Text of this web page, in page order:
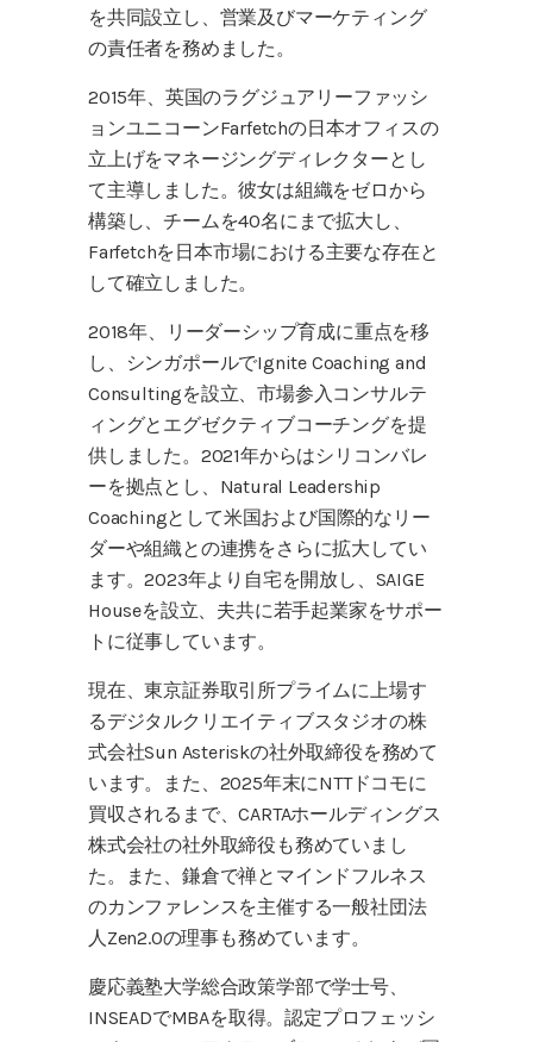
を共同設立し、営業及びマーケティング
の責任者を務めました。
2015年、英国のラグジュアリーファッシ
ョンユニコーンFarfetchの日本オフィスの
立上げをマネージングディレクターとし
て主導しました。彼女は組織をゼロから
構築し、チームを40名にまで拡大し、
Farfetchを日本市場における主要な存在と
して確立しました。
2018年、リーダーシップ育成に重点を移
し、シンガポールでIgnite Coaching and
Consultingを設立、市場参入コンサルテ
ィングとエグゼクティブコーチングを提
供しました。2021年からはシリコンバレ
ーを拠点とし、Natural Leadership
Coachingとして米国および国際的なリー
ダーや組織との連携をさらに拡大してい
ます。2023年より自宅を開放し、SAIGE
Houseを設立、夫共に若手起業家をサポー
トに従事しています。
現在、東京証券取引所プライムに上場す
るデジタルクリエイティブスタジオの株
式会社Sun Asteriskの社外取締役を務めて
います。また、2025年末にNTTドコモに
買収されるまで、CARTAホールディングス
株式会社の社外取締役も務めていまし
た。また、鎌倉で禅とマインドフルネス
のカンファレンスを主催する一般社団法
人Zen2.0の理事も務めています。
慶応義塾大学総合政策学部で学士号、
INSEADでMBAを取得。認定プロフェッシ